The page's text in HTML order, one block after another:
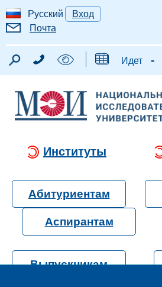
Русский
Вход
Почта
Идет -
Институты
Абитуриентам
Аспирантам
Выпускникам